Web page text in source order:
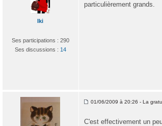
Iki
Ses participations : 290
Ses discussions : 14
particulièrement grands.
01/06/2009 à 20:26 - La
C'est effectivement un